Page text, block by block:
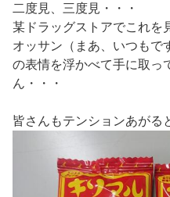
二度見、三度見・・・
某ドラッグストアでこれを
オッサン（まあ、いつもで
の表情を浮かべて手に取っ
ん・・・
皆さんもテンションあがる